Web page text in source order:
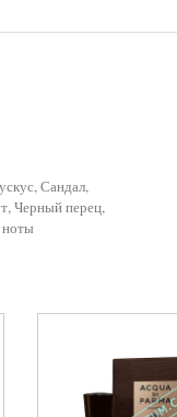
Сандал,
Черный перец,